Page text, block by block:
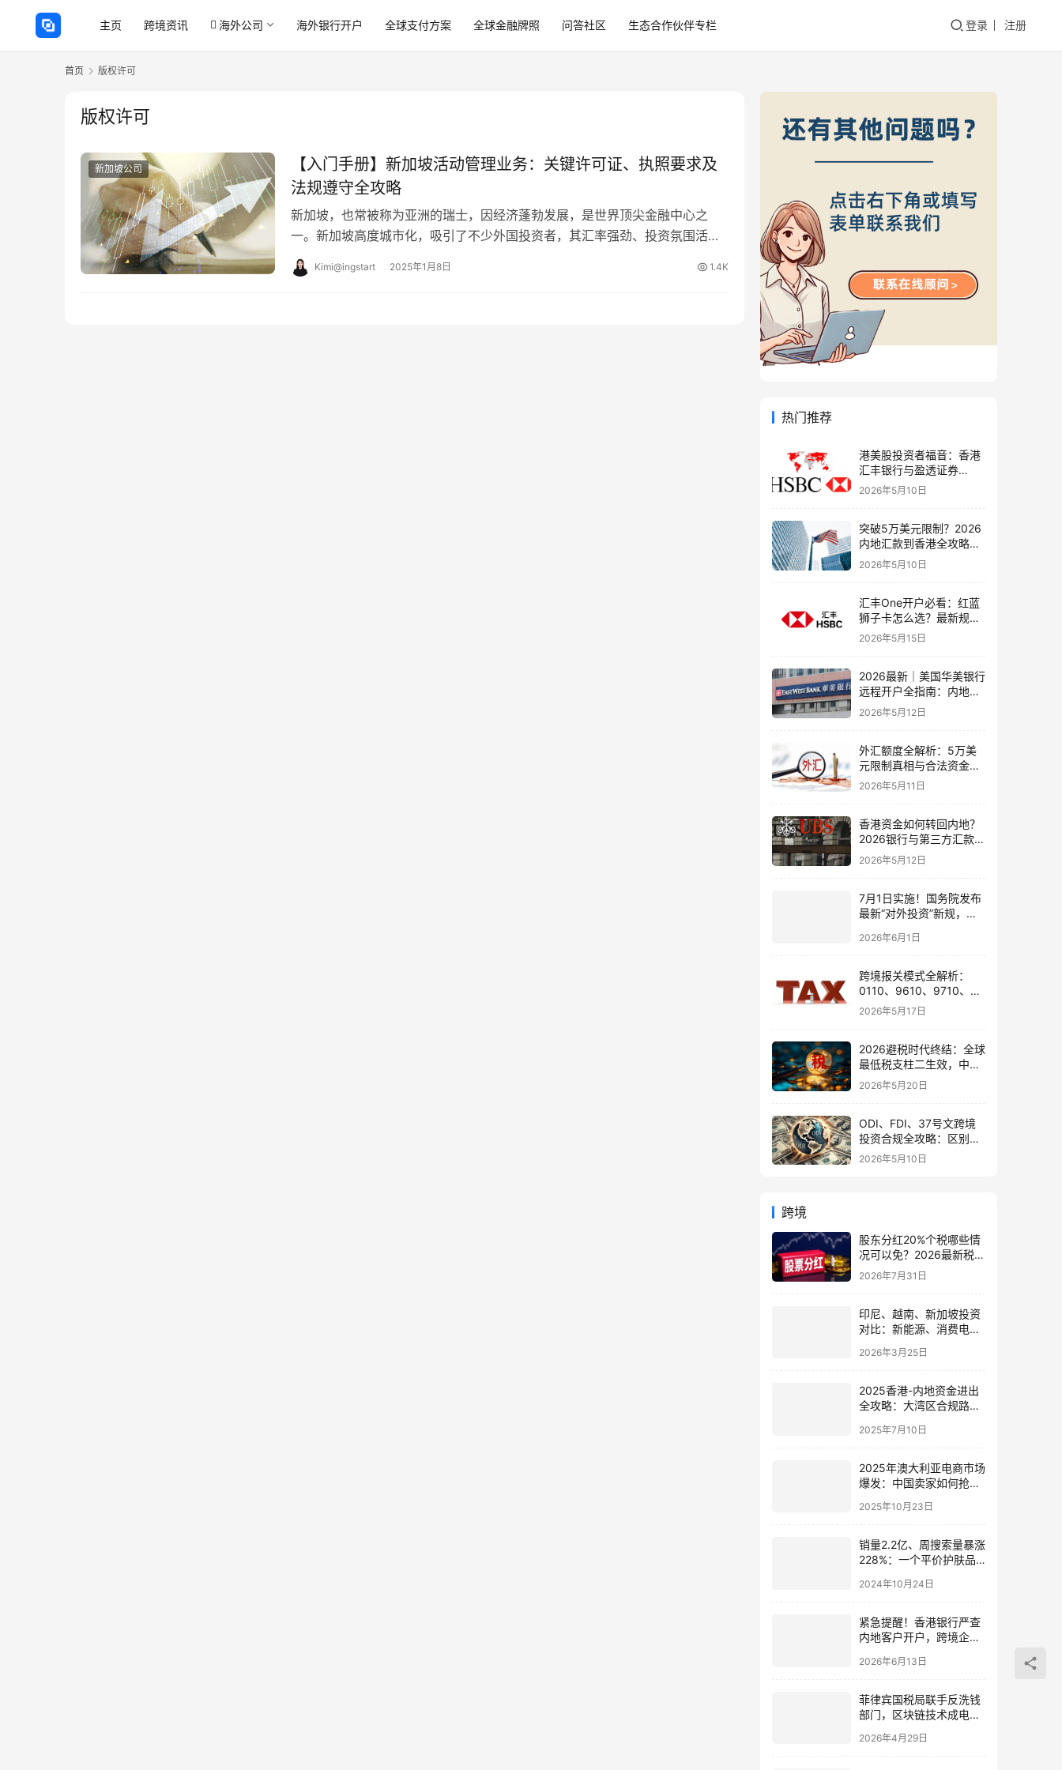
主页 跨境资讯 海外公司 海外银行开户 全球支付方案 全球金融牌照 问答社区 生态合作伙伴专栏 登录 注册
首页 版权许可
版权许可
新加坡公司
【入门手册】新加坡活动管理业务：关键许可证、执照要求及
法规遵守全攻略
新加坡，也常被称为亚洲的瑞士，因经济蓬勃发展，是世界顶尖金融中心之
一。新加坡高度城市化，吸引了不少外国投资者，其汇率强劲、投资氛围活
跃、政府支持营商环境，并且政治廉洁。全球最容易经…
Kimi@ingstart 2025年1月8日 1.4K
热门推荐
港美股投资者福音：香港
汇丰银行与盈透证券
（IBKR）绑定入金全流
2026年5月10日
突破5万美元限制？2026
内地汇款到香港全攻略：
4种合法路径、手续费对
比与避坑指南
2026年5月10日
汇丰One开户必看：红蓝
狮子卡怎么选？最新规则
+补办攻略+5个避坑指南
2026年5月15日
2026最新｜美国华美银行
远程开户全指南：内地居
民足不出户办理美股与跨
境账户实操解析
2026年5月12日
外汇额度全解析：5万美
元限制真相与合法资金出
境通道
2026年5月11日
香港资金如何转回内地？
2026银行与第三方汇款全
攻略
2026年5月12日
7月1日实施！国务院发布
最新“对外投资”新规，炒
会有何影响
2026年6月1日
跨境报关模式全解析：
0110、9610、9710、
9810、1039、1210 的区
2026年5月17日
2026避税时代终结：全球
最低税支柱二生效，中国
企业家海外公司合规3大
2026年5月20日
ODI、FDI、37号文跨境
投资合规全攻略：区别、
备案流程与政策详解（附
2026年5月10日
跨境
股东分红20%个税哪些情
况可以免？2026最新税务
规定全面解析
2026年7月31日
印尼、越南、新加坡投资
对比：新能源、消费电
各国优势？
2026年3月25日
2025香港-内地资金进出
全攻略：大湾区合规路径
2025年7月10日
2025年澳大利亚电商市场
爆发：中国卖家如何抢占
2025年10月23日
销量2.2亿、周搜索量暴涨
228%：一个平价护肤品
是怎么在TikTok火的？
2024年10月24日
紧急提醒！香港银行严查
内地客户开户，跨境企业
2026年6月13日
菲律宾国税局联手反洗钱
部门，区块链技术成电商
合规运营迫在眉睫
2026年4月29日